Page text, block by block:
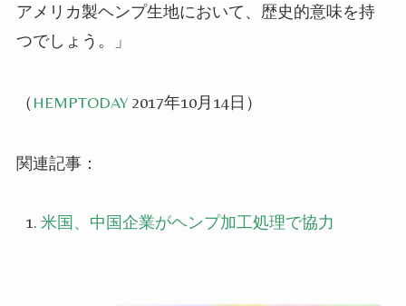
アメリカ製ヘンプ生地において、歴史的意味を持
つでしょう。」
（ HEMPTODAY2017年10月14日）
関連記事：
米国、中国企業がヘンプ加工処理で協力